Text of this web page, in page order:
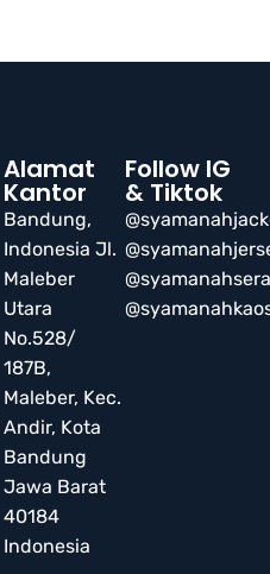
Alamat
Kantor
Bandung,
Indonesia Jl.
Maleber
Utara
No.528/
187B,
Maleber, Kec.
Andir, Kota
Bandung
Jawa Barat
40184
Indonesia
Follow IG
& Tiktok